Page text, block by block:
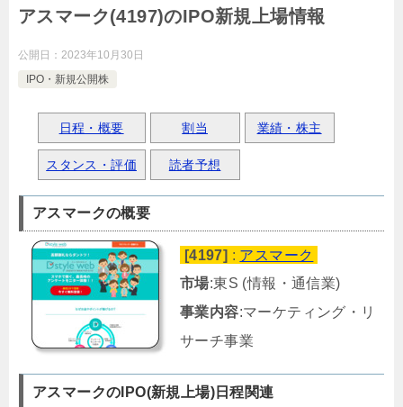
アスマーク(4197)のIPO新規上場情報
公開日： 2023年10月30日
IPO・新規公開株
日程・概要 割当 業績・株主
スタンス・評価 読者予想
アスマークの概要
[4197] : アスマーク
市場:東S (情報・通信業)
事業内容:マーケティング・リ
サーチ事業
アスマークのIPO(新規上場)日程関連